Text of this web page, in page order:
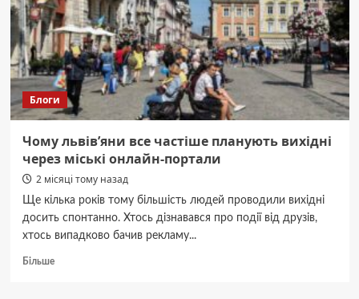
ресурс
деталей
Блоги
Чому львів’яни все частіше планують вихідні
через міські онлайн-портали
2 місяці тому назад
Ще кілька років тому більшість людей проводили вихідні
досить спонтанно. Хтось дізнавався про події від друзів,
хтось випадково бачив рекламу...
БільшеДокладніше